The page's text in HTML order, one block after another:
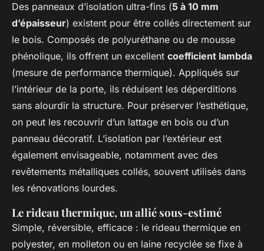
Des panneaux d’isolation ultra-fins (5 à 10 mm
d’épaisseur) existent pour être collés directement sur
le bois. Composés de polyuréthane ou de mousse
phénolique, ils offrent un excellent coefficient lambda
(mesure de performance thermique). Appliqués sur
l’intérieur de la porte, ils réduisent les déperditions
sans alourdir la structure. Pour préserver l’esthétique,
on peut les recouvrir d’un lattage en bois ou d’un
panneau décoratif. L’isolation par l’extérieur est
également envisageable, notamment avec des
revêtements métalliques collés, souvent utilisés dans
les rénovations lourdes.
Le rideau thermique, un allié sous-estimé
Simple, réversible, efficace : le rideau thermique en
polyester, en molleton ou en laine recyclée se fixe à